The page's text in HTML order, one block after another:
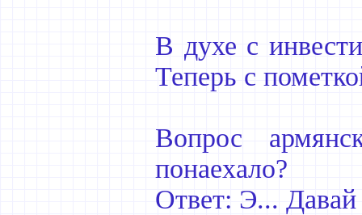
В духе с
Теперь с
Вопрос
понаехало?
Ответ: Э... Давай